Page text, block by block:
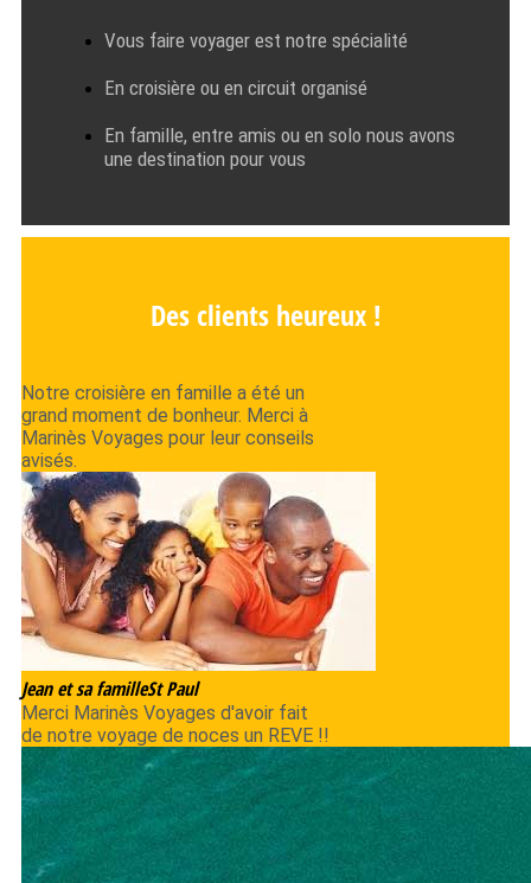
Vous faire voyager est notre spécialité
En croisière ou en circuit organisé
En famille, entre amis ou en solo nous avons
une destination pour vous
Des clients heureux !
Notre croisière en famille a été un
grand moment de bonheur. Merci à
Marinès Voyages pour leur conseils
avisés.
Jean et sa familleSt Paul
Merci Marinès Voyages d'avoir fait
de notre voyage de noces un REVE !!